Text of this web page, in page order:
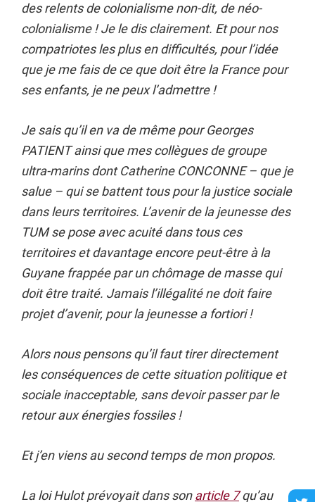
des relents de colonialisme non-dit, de néo-
colonialisme ! Je le dis clairement. Et pour nos
compatriotes les plus en difficultés, pour l’idée
que je me fais de ce que doit être la France pour
ses enfants, je ne peux l’admettre !
Je sais qu’il en va de même pour Georges
PATIENT ainsi que mes collègues de groupe
ultra-marins dont Catherine CONCONNE – que je
salue – qui se battent tous pour la justice sociale
dans leurs territoires. L’avenir de la jeunesse des
TUM se pose avec acuité dans tous ces
territoires et davantage encore peut-être à la
Guyane frappée par un chômage de masse qui
doit être traité. Jamais l’illégalité ne doit faire
projet d’avenir, pour la jeunesse a fortiori !
Alors nous pensons qu’il faut tirer directement
les conséquences de cette situation politique et
sociale inacceptable, sans devoir passer par le
retour aux énergies fossiles !
Et j’en viens au second temps de mon propos.
La loi Hulot prévoyait dans sonarticle 7qu’au